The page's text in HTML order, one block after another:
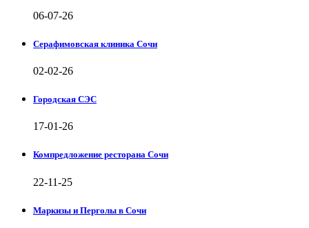
06-07-26
Серафимовская клиника Сочи
02-02-26
Городская СЭС
17-01-26
Компредложение ресторана Сочи
22-11-25
Маркизы и Перголы в Сочи